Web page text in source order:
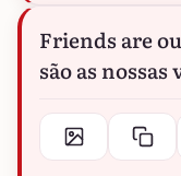
Friends are
são as